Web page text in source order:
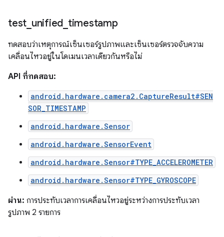
test unified timestamp
ทดสอบว่าเหตุการณ์เซ็นเซอร์รูปภาพและเซ็นเซอร์ตรวจจับความ
เคลื่อนไหวอยู่ในโดเมนเวลาเดียวกันหรือไม่
API ที่ทดสอบ:
android.hardware.camera2.CaptureResult#SEN
SOR_TIMESTAMP
android.hardware.Sensor
android.hardware.SensorEvent
android.hardware.Sensor#TYPE_ACCELEROMETER
android.hardware.Sensor#TYPE_GYROSCOPE
ผ่าน: การประทับเวลาการเคลื่อนไหวอยู่ระหว่างการประทับเวลา
รูปภาพ 2 รายการ